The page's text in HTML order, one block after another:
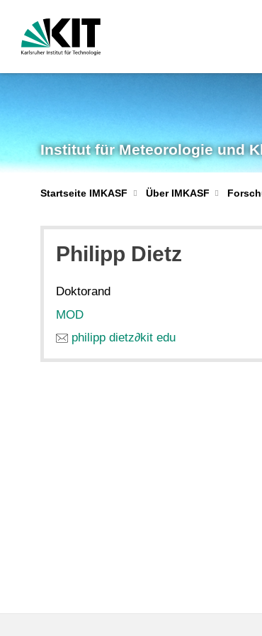
Institut für Meteorologie und
Startseite IMKASF Über IMKASF
Philipp Dietz
Doktorand
MOD
philipp dietz∂kit edu